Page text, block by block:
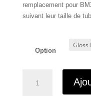
remplacement pour
suivant leur taille de
Option